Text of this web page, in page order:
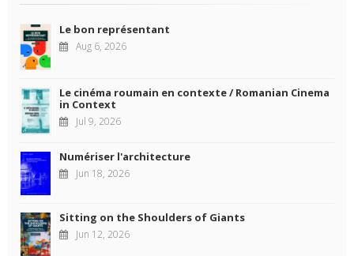
Le bon représentant
Aug 6, 2026
Le cinéma roumain en contexte / Romanian Cinema
in Context
Jul 9, 2026
Numériser l'architecture
Jun 18, 2026
Sitting on the Shoulders of Giants
Jun 12, 2026